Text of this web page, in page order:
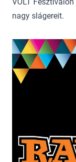
nagy slágereit.